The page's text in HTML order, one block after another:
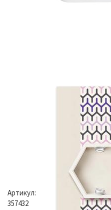
Артикул:
357432